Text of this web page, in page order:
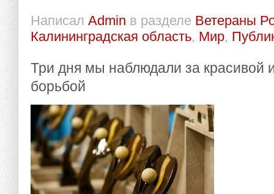
Написал Admin в разделе Ветераны
Калининградская область, Мир,
Три дня мы наблюдали за красивой
борьбой